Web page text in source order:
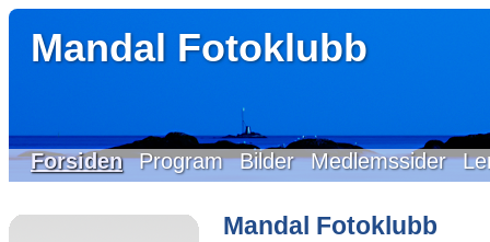
Mandal Fotoklubb
Forsiden Program Bilder Medlemssider
Mandal Fotoklubb